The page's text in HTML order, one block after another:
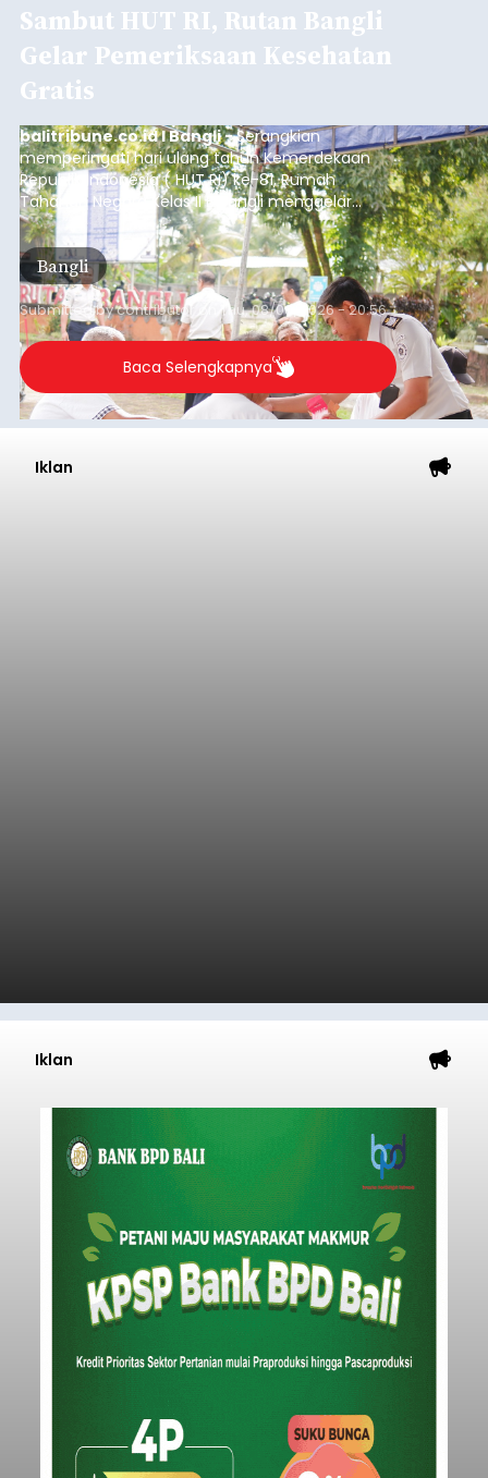
Sambut HUT RI, Rutan Bangli
Gelar Pemeriksaan Kesehatan
Gratis
balitribune.co.id I Bangli -Serangkian
memperingati hari ulang tahun Kemerdekaan
Republik Indonesia ( HUT RI) ke-81, Rumah
Tahanan Negara Kelas II B Bangli menggelar
kegiatan pemeriksaan kesehatan gratis, Rabu
(6/8/2026).
Bangli
Submitted bycontributor Thu, 08/06/2026 - 20:56
Baca Selengkapnya
Iklan
Iklan